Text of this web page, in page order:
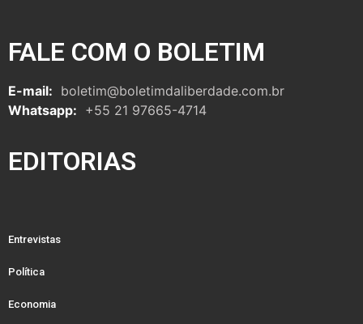
FALE COM O BOLETIM
E-mail: boletim@boletimdaliberdade.com.br
Whatsapp: +55 21 97665-4714
EDITORIAS
Entrevistas
Política
Economia